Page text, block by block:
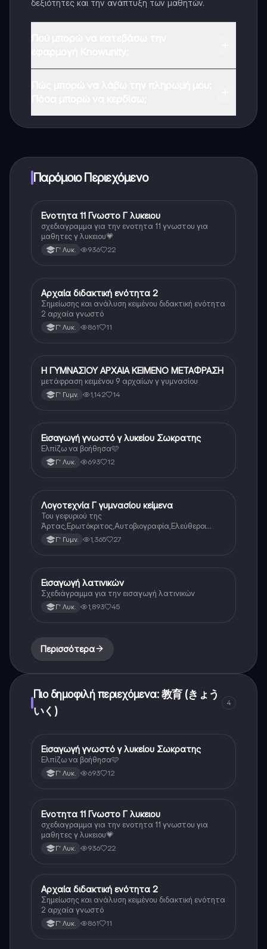
δεξιότητες και την ανάπτυξη των μαθητών.
Παρόμοιο Περιεχόμενο
Αρχαία Ελληνικά
Ενοτητα 11 Γνωστο Γ λυκειου
σχεδιαγραμμα για την ενοτητα 11 γνωστου για
μαθητες γ λυκειου💗
Γ' Λυκ. 936 22
Αρχαία Ελληνικά
Αρχαία διδακτική ενότητα 2
Σημείωσης και ανάλυση κειμένου διδακτική ενότητα
2 αρχαία γνωστό
Γ' Λυκ. 861 11
Αρχαία Ελληνικά
Η ΓΥΜΝΑΣΙΟΥ ΑΡΧΑΙΑ ΚΕΙΜΕΝΟ ΜΕΤΑΦΡΑΣΗ
μετάφραση κειμένου 9 αρχαίων γ γυμνασίου
Γ' Γυμν. 1,142 14
Αρχαία Ελληνικά
Εισαγωγή γνωστό γ λυκείου Σωκρατης
Ελπίζω να βοήθησα🩷
Γ' Λυκ. 693 12
Νέα Ελληνικά
Λογοτεχνία Γ γυμνασίου κείμενα
Του γεφυριού της
Άρτας,Ερωτόκριτος,Αυτοβιογραφία,Ελεύθεροι
Πολιορκημένοι,Όσο μπορείς,Γιατί μ’αγάπησες,Ένας
ρώσος συνταγματάρχης στη Λάρισα,Ο Παχύς και ο
Γ' Γυμν. 1,365 27
Λατινικά
Εισαγωγή λατινικών
Σχεδιάγραμμα για την εισαγωγή λατινικών
Γ' Λυκ. 1,893 45
Περισσότερα
Πιο δημοφιλή περιεχόμενα: 教育 (きょう
いく)
4
Αρχαία Ελληνικά
Εισαγωγή γνωστό γ λυκείου Σωκρατης
Ελπίζω να βοήθησα🩷
Γ' Λυκ. 693 12
Αρχαία Ελληνικά
Ενοτητα 11 Γνωστο Γ λυκειου
σχεδιαγραμμα για την ενοτητα 11 γνωστου για
μαθητες γ λυκειου💗
Γ' Λυκ. 936 22
Αρχαία Ελληνικά
Αρχαία διδακτική ενότητα 2
Σημείωσης και ανάλυση κειμένου διδακτική ενότητα
2 αρχαία γνωστό
Γ' Λυκ. 861 11